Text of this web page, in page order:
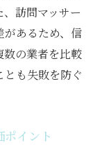
訪問マッサー
があるため、信
の業者を比較
も失敗を防ぐ
イント